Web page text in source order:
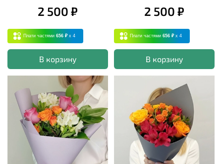
2 500 ₽
Плати частями 656 ₽ x 4
В корзину
2 500 ₽
Плати частями 656 ₽ x 4
В корзину